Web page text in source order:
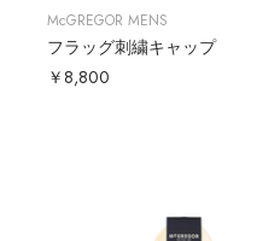
McGREGOR MENS
フラッグ刺繍キャップ
￥8,800